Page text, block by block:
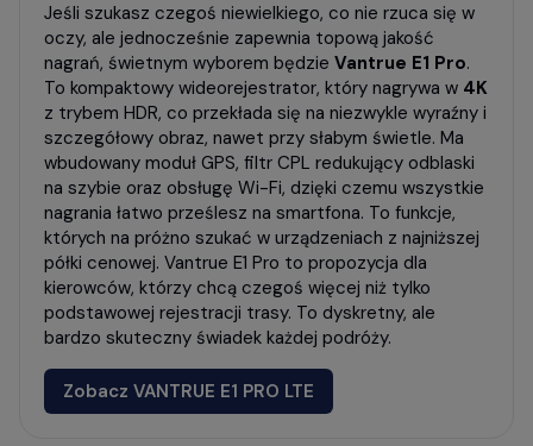
Jeśli szukasz czegoś niewielkiego, co nie rzuca się w
oczy, ale jednocześnie zapewnia topową jakość
nagrań, świetnym wyborem będzie Vantrue E1 Pro.
To kompaktowy wideorejestrator, który nagrywa w 4K
z trybem HDR, co przekłada się na niezwykle wyraźny i
szczegółowy obraz, nawet przy słabym świetle. Ma
wbudowany moduł GPS, filtr CPL redukujący odblaski
na szybie oraz obsługę Wi-Fi, dzięki czemu wszystkie
nagrania łatwo prześlesz na smartfona. To funkcje,
których na próżno szukać w urządzeniach z najniższej
półki cenowej. Vantrue E1 Pro to propozycja dla
kierowców, którzy chcą czegoś więcej niż tylko
podstawowej rejestracji trasy. To dyskretny, ale
bardzo skuteczny świadek każdej podróży.
Zobacz VANTRUE E1 PRO LTE